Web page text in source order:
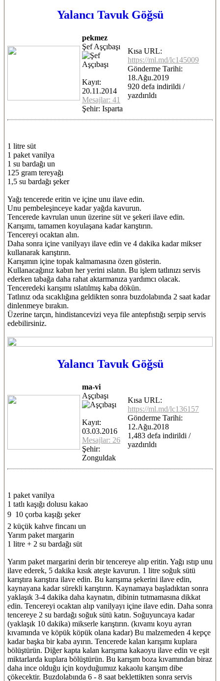
Yalancı Tavuk Göğsü
pekmez
Şef Aşçıbaşı
Kayıt:
20.11.2014
Mesajlar: 41
Şehir: Isparta
Kısa URL:
https://ml.md/lc145009
Gönderme Tarihi:
18.Ağu.2019
920 defa indirildi /
yazdırıldı
1 litre süt
1 paket vanilya
1 su bardağı un
125 gram tereyağı
1,5 su bardağı şeker
Yağı tencerede eritin ve içine unu ilave edin.
Unu pembeleşinceye kadar yağda kavurun.
Tencerede kavrulan unun üzerine süt ve şekeri ilave edin.
Karışımı, tamamen koyulaşana kadar karıştırın.
Tencereyi ocaktan alın.
Daha sonra içine vanilyayı ilave edin ve 4 dakika kadar mikser
kullanarak karıştırın.
Karışımın içine topak kalmamasına özen gösterin.
Kullanacağınız kabın her yerini ıslatın. Bu işlem tatlınızı servis
ederken tabağa daha rahat aktarmanıza yardımcı olacak.
Tenceredeki karışımı ıslatılmış kaba dökün.
Tatlınız oda sıcaklığına geldikten sonra buzdolabında 2 saat kadar
dinlenmeye bırakın.
Üzerine tarçın, hindistancevizi veya file antepfıstığı serpip servis
edebilirsiniz.
Yalancı Tavuk Göğsü
ma-vi
Aşçıbaşı
Kayıt:
03.03.2016
Mesajlar: 26
Şehir:
Zonguldak
Kısa URL:
https://ml.md/lc136157
Gönderme Tarihi:
12.Ağu.2018
1,483 defa indirildi /
yazdırıldı
1 paket vanilya
1 tatlı kaşığı dolusu kakao
9  10 çorba kaşığı şeker
2 küçük kahve fincanı un
Yarım paket margarin
1 litre + 2 su bardağı süt
Yarım paket margarini derin bir tencereye alıp eritin. Yağı ıstıp unu
ilave ederek, 5 dakika kısık ateşte kavurun. 1 litre soğuk sütü
karıştıra karıştıra ilave edin. Bu karışıma şekerini ilave edin,
kaynayana kadar sürekli karıştırın. Kaynamaya başladıktan sonra
yaklaşık 3-4 dakika daha kaynatın, dibinin tutmamasına dikkat
edin. Tencereyi ocaktan alıp vanilyayı içine ilave edin. Daha sonra
tencereye 2 su bardağı soğuk sütü katın. Soğuyuncaya kadar
(yaklaşık 10 dakika) mikserle karıştırın. (kıvamı koyu ayran
kıvamında ve köpük köpük olana kadar) Bu malzemeden 4 kepçe
kadar başka bir kaba ayırın. Tencerede kalan karışımı kuplara
bölüştürün. Diğer kapta kalan karışıma kakaoyu ilave edin ve eşit
miktarlarda kuplara bölüştürün. Bu karışım boza kıvamından biraz
daha ince olduğu için koyduğumuz kakaolu karışım dibe
çökecektir. Buzdolabında 6 - 8 saat beklettikten sonra servis